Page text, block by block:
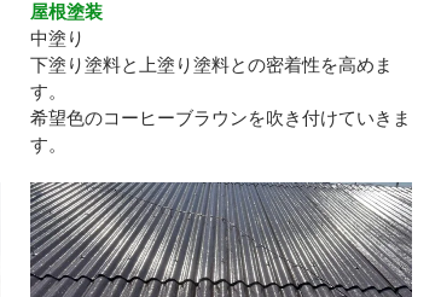
屋根塗装
中塗り
下塗り塗料と上塗り塗料との密着性を高めま
す。
希望色のコーヒーブラウンを吹き付けていきま
す。